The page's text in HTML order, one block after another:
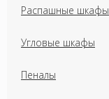
Распашные шкафы
Угловые шкафы
Пеналы